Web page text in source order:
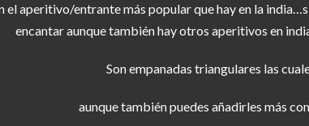
el aperitivo/entrante más popular que hay en la
encantar aunque también hay otros aperitivos en
Son empanadas triangulares las
aunque también puedes añadirles más